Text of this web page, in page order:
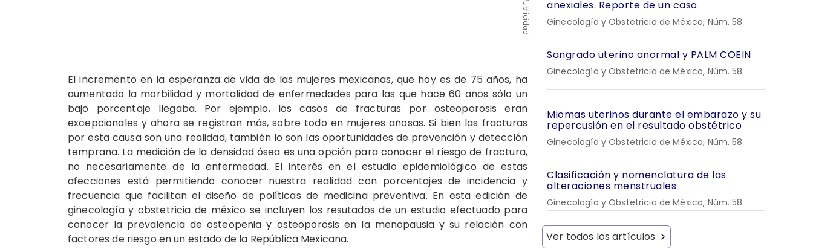
Publicidad
El incremento en la esperanza de vida de las mujeres mexicanas, que hoy es de 75 años, ha
aumentado la morbilidad y mortalidad de enfermedades para las que hace 60 años sólo un
bajo porcentaje llegaba. Por ejemplo, los casos de fracturas por osteoporosis eran
excepcionales y ahora se registran más, sobre todo en mujeres añosas. Si bien las fracturas
por esta causa son una realidad, también lo son las oportunidades de prevención y detección
temprana. La medición de la densidad ósea es una opción para conocer el riesgo de fractura,
no necesariamente de la enfermedad. El interés en el estudio epidemiológico de estas
afecciones está permitiendo conocer nuestra realidad con porcentajes de incidencia y
frecuencia que facilitan el diseño de políticas de medicina preventiva. En esta edición de
ginecología y obstetricia de méxico se incluyen los resutados de un estudio efectuado para
conocer la prevalencia de osteopenia y osteoporosis en la menopausia y su relación con
factores de riesgo en un estado de la República Mexicana.
anexiales. Reporte de un caso
Ginecología y Obstetricia de México, Núm. 58
Sangrado uterino anormal y PALM COEIN
Ginecología y Obstetricia de México, Núm. 58
Miomas uterinos durante el embarazo y su
repercusión en el resultado obstétrico
Ginecología y Obstetricia de México, Núm. 58
Clasificación y nomenclatura de las
alteraciones menstruales
Ginecología y Obstetricia de México, Núm. 58
Ver todos los artículos